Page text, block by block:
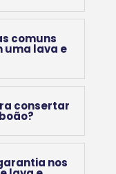
comuns
uma lava e
consertar
nos